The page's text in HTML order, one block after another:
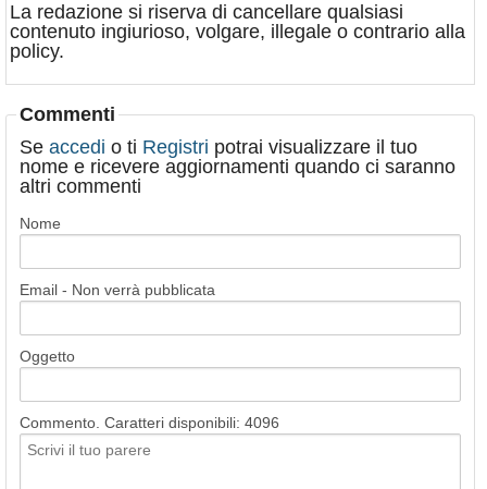
La redazione si riserva di cancellare qualsiasi
contenuto ingiurioso, volgare, illegale o contrario alla
policy.
Commenti
Se accedi o ti Registri potrai visualizzare il tuo
nome e ricevere aggiornamenti quando ci saranno
altri commenti
Nome
Email - Non verrà pubblicata
Oggetto
Commento. Caratteri disponibili: 4096